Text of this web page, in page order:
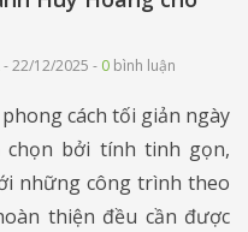
- 22/12/2025 - 0 bình luận
cách tối giản ngày
chọn bởi tính tinh gọn,
những công trình theo
thiện đều cần được